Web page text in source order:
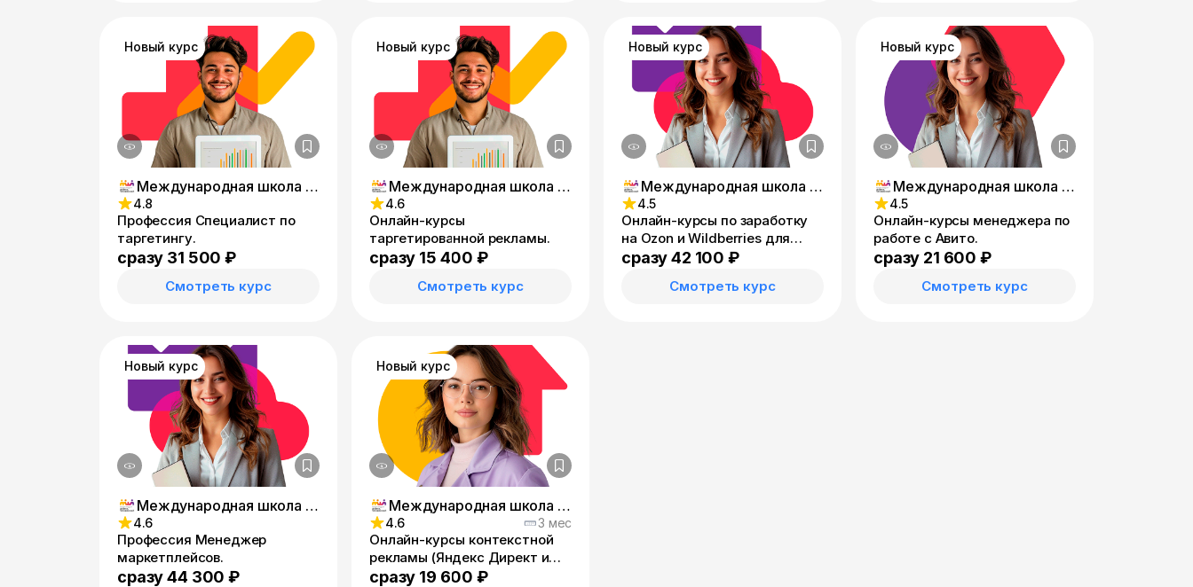
Новый курс
Международная школа онлайн-профессий
4.8
Профессия Специалист по
таргетингу.
сразу 31 500 ₽
Смотреть курс
Новый курс
Международная школа онлайн-профессий
4.6
Онлайн-курсы
таргетированной рекламы.
сразу 15 400 ₽
Смотреть курс
Новый курс
Международная школа онлайн-профессий
4.5
Онлайн-курсы по заработку
на Ozon и Wildberries для
предпринимателей.
сразу 42 100 ₽
Смотреть курс
Новый курс
Международная школа онлайн-профессий
4.5
Онлайн-курсы менеджера по
работе с Авито.
сразу 21 600 ₽
Смотреть курс
Новый курс
Международная школа онлайн-профессий
4.6
Профессия Менеджер
маркетплейсов.
сразу 44 300 ₽
Новый курс
Международная школа онлайн-профессий
4.6 3 мес
Онлайн-курсы контекстной
рекламы (Яндекс Директ и
Google Adwords).
сразу 19 600 ₽